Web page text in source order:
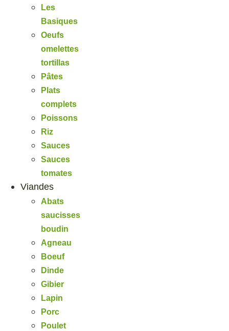
Les
Basiques
Oeufs
omelettes
tortillas
Pâtes
Plats
complets
Poissons
Riz
Sauces
Sauces
tomates
Viandes
Abats
saucisses
boudin
Agneau
Boeuf
Dinde
Gibier
Lapin
Porc
Poulet